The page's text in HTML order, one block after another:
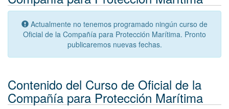
Actualmente no tenemos programado ningún curso de
Oficial de la Compañía para Protección Marítima. Pronto
publicaremos nuevas fechas.
Contenido del Curso de Oficial de la
Compañía para Protección Marítima